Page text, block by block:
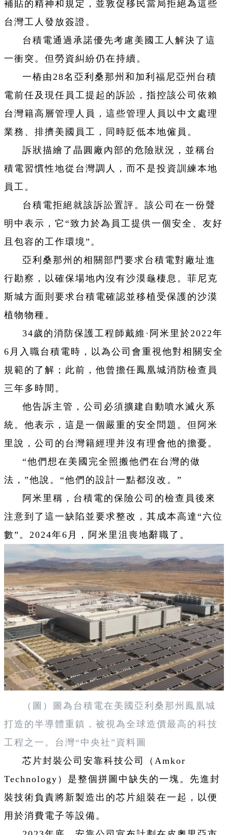
補貼的精神和規定，並敦促移民當局拒絕為這些
台灣工人發放簽證。
台積電通過承諾優先考慮美國工人解決了這
一衝突。但勞資糾紛仍在持續。
一樁由28名亞利桑那州和加利福尼亞州台積
電前任及現任員工提起的訴訟，指控該公司依賴
台灣籍高層管理人員，這些管理人員以中文處理
業務、排擠美國員工，同時貶低本地僱員。
訴狀描繪了晶圓廠內部的危險狀況，並稱台
積電習慣性地從台灣調人，而不是投資訓練本地
員工。
台積電拒絕就該訴訟置評。該公司在一份聲
明中表示，它“致力於為員工提供一個安全、友好
且包容的工作環境”。
亞利桑那州的相關部門要求台積電對廠址進
行勘察，以確保場地內沒有沙漠龜棲息。菲尼克
斯城方面則要求台積電確認並移植受保護的沙漠
植物物種。
34歲的消防保護工程師戴維·阿米里於2022年
6月入職台積電時，以為公司會重視他對相關安全
規範的了解；此前，他曾擔任鳳凰城消防檢查員
三年多時間。
他告訴主管，公司必須擴建自動噴水滅火系
統。他表示，這是一個嚴重的安全問題。但阿米
里說，公司的台灣籍經理并沒有理會他的擔憂。
“他們想在美國完全照搬他們在台灣的做
法，”他說。“他們的設計一點都沒改。”
阿米里稱，台積電的保險公司的檢查員後來
注意到了這一缺陷並要求整改，其成本高達“六位
數”。2024年6月，阿米里沮喪地辭職了。
（圖）圖為台積電在美國亞利桑那州鳳凰城
打造的半導體重鎮，被視為全球造價最高的科技
工程之一。台灣“中央社”資料圖
芯片封裝公司安靠科技公司（Amkor
Technology）是整個拼圖中缺失的一塊。先進封
裝技術負責將新製造出的芯片組裝在一起，以便
用於消費電子等設備。